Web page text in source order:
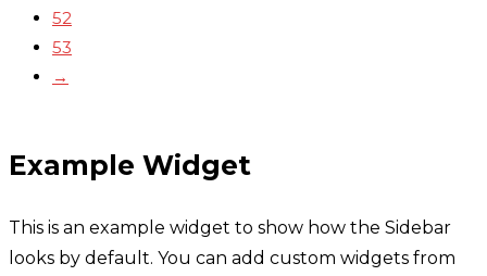
52
53
→
Example Widget
This is an example widget to show how the Sidebar
looks by default. You can add custom widgets from